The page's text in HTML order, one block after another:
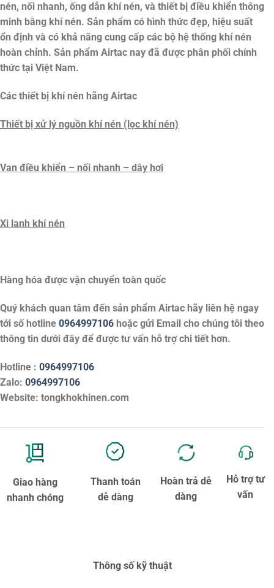
nén, nối nhanh, ống dẫn khí nén, và thiết bị điều khiển thông
minh bằng khí nén. Sản phẩm có hình thức đẹp, hiệu suất
ổn định và có khả năng cung cấp các bộ hệ thống khí nén
hoàn chỉnh. Sản phẩm Airtac nay đã được phân phối chính
thức tại Việt Nam.
Các thiết bị khí nén hãng Airtac
Thiết bị xử lý nguồn khí nén (lọc khí nén)
Van điều khiển – nối nhanh – dây hơi
Xi lanh khí nén
Hàng hóa được vận chuyển toàn quốc
Quý khách quan tâm đến sản phẩm Airtac hãy liên hệ ngay
tới số hotline 0964997106 hoặc gửi Email cho chúng tôi theo
thông tin dưới đây để được tư vấn hỗ trợ chi tiết hơn.
Hotline : 0964997106
Zalo: 0964997106
Website: tongkhokhinen.com
Giao hàng
nhanh chóng
Thanh toán
dễ dàng
Hoàn trả dễ
dàng
Hỗ trợ tư
vấn
Thông số kỹ thuật